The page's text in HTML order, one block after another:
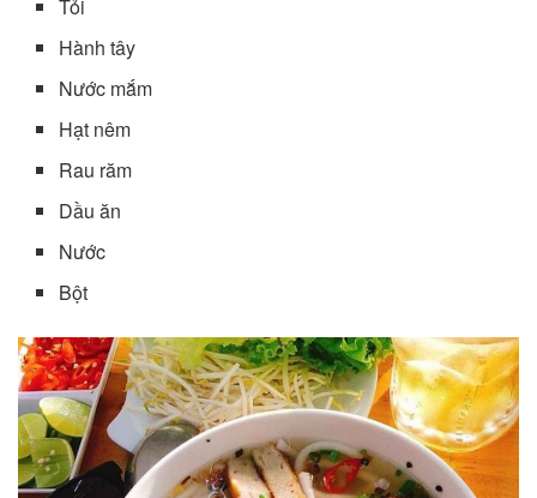
Tỏi
Hành tây
Nước mắm
Hạt nêm
Rau răm
Dầu ăn
Nước
Bột